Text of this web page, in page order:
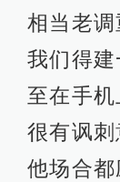
相当老调
我们得
至在手
很有讽
他场合